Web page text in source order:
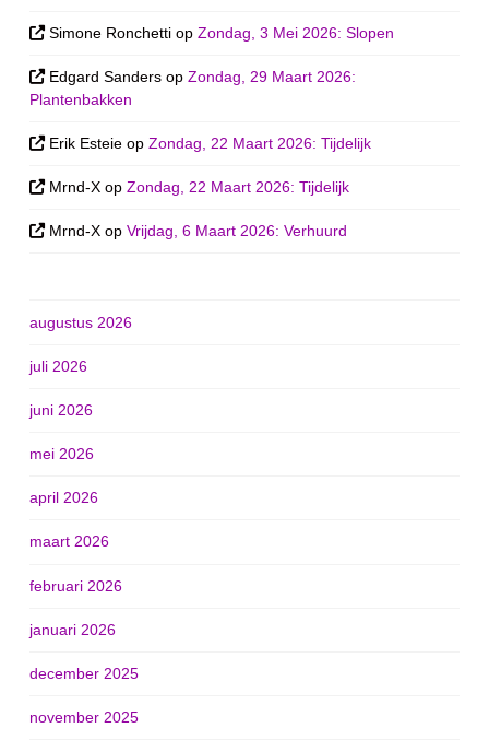
Simone Ronchetti opZondag, 3 Mei 2026: Slopen
Edgard Sanders opZondag, 29 Maart 2026:
Plantenbakken
Erik Esteie opZondag, 22 Maart 2026: Tijdelijk
Mrnd-X opZondag, 22 Maart 2026: Tijdelijk
Mrnd-X opVrijdag, 6 Maart 2026: Verhuurd
augustus 2026
juli 2026
juni 2026
mei 2026
april 2026
maart 2026
februari 2026
januari 2026
december 2025
november 2025